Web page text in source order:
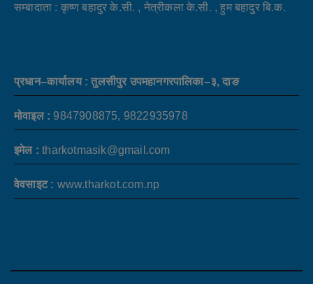
सम्बादाता : कृष्ण बहादुर के.सी. , नेत्रीकला के.सी. , हुम बहादुर बि.क.
प्रधान–कार्यालय : तुलसीपुर उपमहानगरपालिका–३, दाङ
मोवाइल : 9847908875, 9822935978
इमेल :tharkotmasik@gmail.com
वेवसाइट : www.tharkot.com.np